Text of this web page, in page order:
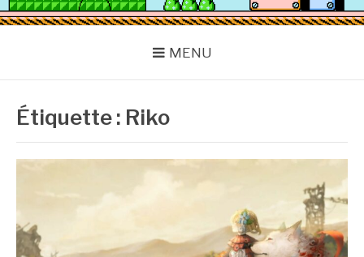
MENU
Étiquette : Riko